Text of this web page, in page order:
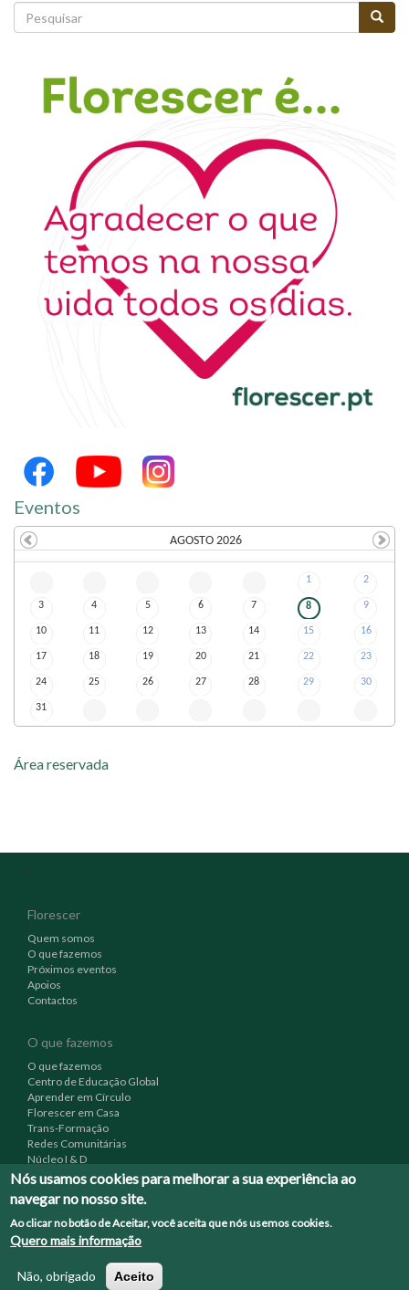
Formulário
de
Eventos
1
2
3 4 5 6 7 8 9
10 11 12 13 14 15 16
17 18 19 20 21 22 23
24 25 26 27 28 29 30
31
AGOSTO 2026
Área reservada
-->
Florescer
Quem somos
O que fazemos
Próximos eventos
Apoios
Contactos
O que fazemos
O que fazemos
Centro de Educação Global
Aprender em Círculo
Florescer em Casa
Trans-Formação
Redes Comunitárias
Núcleo I & D
Outras ligações
Testemunhos
Videos
© 2012 - Florescer - Associação de Educação Global -
info@florescer.pt
Nós usamos cookies para melhorar a sua experiência ao
navegar no nosso site.
Ao clicar no botão de Aceitar, você aceita que nós usemos cookies.
Quero mais informação
Não, obrigado Aceito